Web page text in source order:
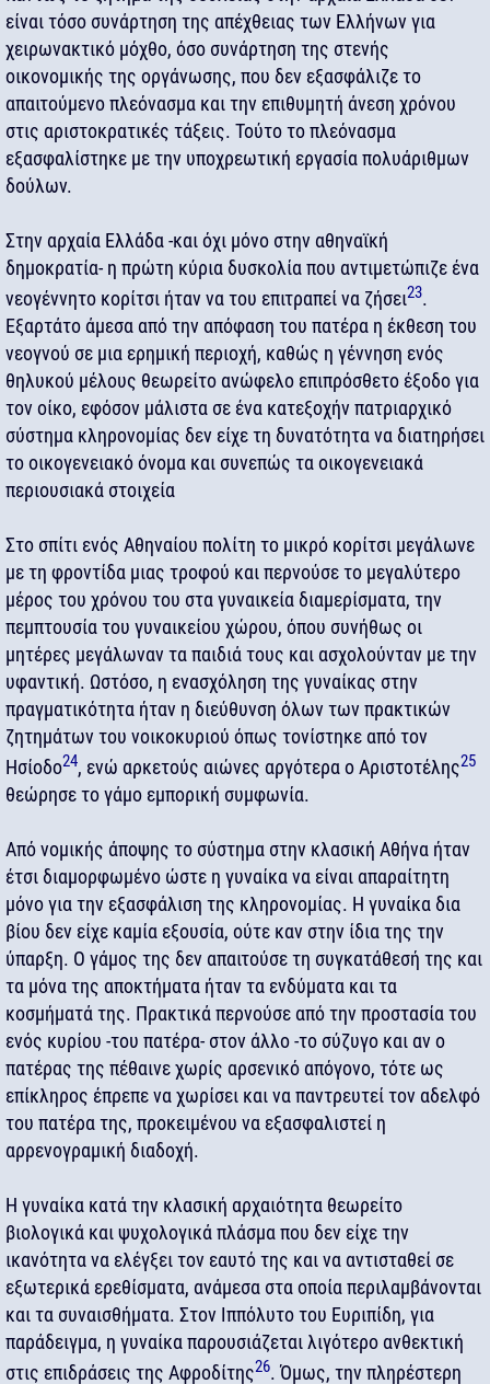
είναι τόσο συνάρτηση της απέχθειας των Ελλήνων για
χειρωνακτικό μόχθο, όσο συνάρτηση της στενής
οικονομικής της οργάνωσης, που δεν εξασφάλιζε το
απαιτούμενο πλεόνασμα και την επιθυμητή άνεση χρόνου
στις αριστοκρατικές τάξεις. Τούτο το πλεόνασμα
εξασφαλίστηκε με την υποχρεωτική εργασία πολυάριθμων
δούλων.
Στην αρχαία Ελλάδα -και όχι μόνο στην αθηναϊκή
δημοκρατία- η πρώτη κύρια δυσκολία που αντιμετώπιζε ένα
νεογέννητο κορίτσι ήταν να του επιτραπεί να ζήσει23.
Εξαρτάτο άμεσα από την απόφαση του πατέρα η έκθεση του
νεογνού σε μια ερημική περιοχή, καθώς η γέννηση ενός
θηλυκού μέλους θεωρείτο ανώφελο επιπρόσθετο έξοδο για
τον οίκο, εφόσον μάλιστα σε ένα κατεξοχήν πατριαρχικό
σύστημα κληρονομίας δεν είχε τη δυνατότητα να διατηρήσει
το οικογενειακό όνομα και συνεπώς τα οικογενειακά
περιουσιακά στοιχεία
Στο σπίτι ενός Αθηναίου πολίτη το μικρό κορίτσι μεγάλωνε
με τη φροντίδα μιας τροφού και περνούσε το μεγαλύτερο
μέρος του χρόνου του στα γυναικεία διαμερίσματα, την
πεμπτουσία του γυναικείου χώρου, όπου συνήθως οι
μητέρες μεγάλωναν τα παιδιά τους και ασχολούνταν με την
υφαντική. Ωστόσο, η ενασχόληση της γυναίκας στην
πραγματικότητα ήταν η διεύθυνση όλων των πρακτικών
ζητημάτων του νοικοκυριού όπως τονίστηκε από τον
Ησίοδο24, ενώ αρκετούς αιώνες αργότερα ο Αριστοτέλης25
θεώρησε το γάμο εμπορική συμφωνία.
Από νομικής άποψης το σύστημα στην κλασική Αθήνα ήταν
έτσι διαμορφωμένο ώστε η γυναίκα να είναι απαραίτητη
μόνο για την εξασφάλιση της κληρονομίας. Η γυναίκα δια
βίου δεν είχε καμία εξουσία, ούτε καν στην ίδια της την
ύπαρξη. Ο γάμος της δεν απαιτούσε τη συγκατάθεσή της και
τα μόνα της αποκτήματα ήταν τα ενδύματα και τα
κοσμήματά της. Πρακτικά περνούσε από την προστασία του
ενός κυρίου -του πατέρα- στον άλλο -το σύζυγο και αν ο
πατέρας της πέθαινε χωρίς αρσενικό απόγονο, τότε ως
επίκληρος έπρεπε να χωρίσει και να παντρευτεί τον αδελφό
του πατέρα της, προκειμένου να εξασφαλιστεί η
αρρενογραμική διαδοχή.
Η γυναίκα κατά την κλασική αρχαιότητα θεωρείτο
βιολογικά και ψυχολογικά πλάσμα που δεν είχε την
ικανότητα να ελέγξει τον εαυτό της και να αντισταθεί σε
εξωτερικά ερεθίσματα, ανάμεσα στα οποία περιλαμβάνονται
και τα συναισθήματα. Στον Ιππόλυτο του Ευριπίδη, για
παράδειγμα, η γυναίκα παρουσιάζεται λιγότερο ανθεκτική
στις επιδράσεις της Αφροδίτης26. Όμως, την πληρέστερη